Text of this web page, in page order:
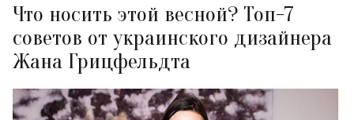
Что носить этой весной? Топ-7
советов от украинского дизайнера
Жана Грицфельдта